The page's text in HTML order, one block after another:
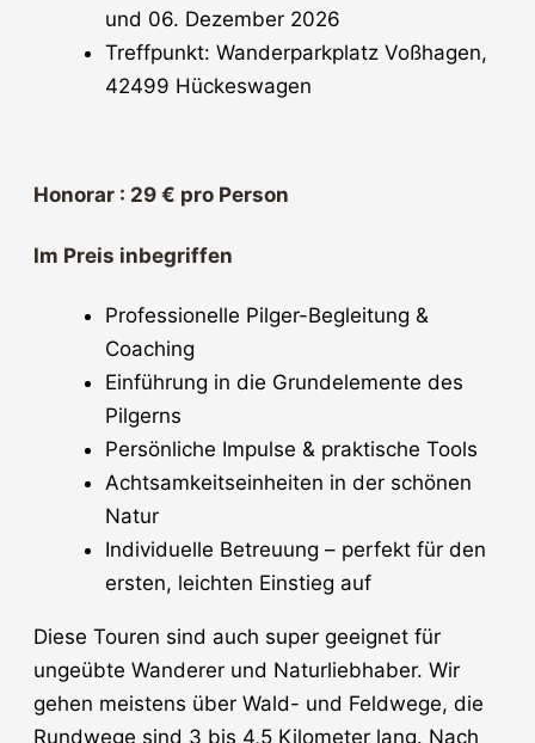
und 06. Dezember 2026
Treffpunkt: Wanderparkplatz Voßhagen,
42499 Hückeswagen
Honorar : 29 € pro Person
Im Preis inbegriffen
Professionelle Pilger-Begleitung &
Coaching
Einführung in die Grundelemente des
Pilgerns
Persönliche Impulse & praktische Tools
Achtsamkeitseinheiten in der schönen
Natur
Individuelle Betreuung – perfekt für den
ersten, leichten Einstieg auf
Diese Touren sind auch super geeignet für
ungeübte Wanderer und Naturliebhaber. Wir
gehen meistens über Wald- und Feldwege, die
Rundwege sind 3 bis 4,5 Kilometer lang. Nach